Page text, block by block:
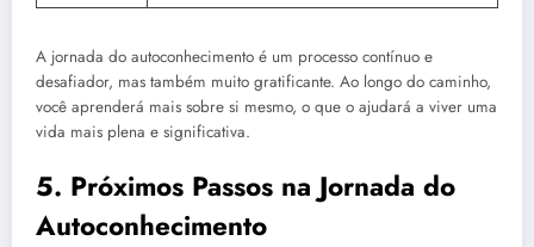
A jornada do autoconhecimento é um processo contínuo e
desafiador, mas também muito gratificante. Ao longo do caminho,
você aprenderá mais sobre si mesmo, o que o ajudará a viver uma
vida mais plena e significativa.
5. Próximos Passos na Jornada do
Autoconhecimento